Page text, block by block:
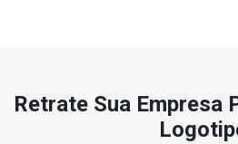
Retrate Sua Empresa